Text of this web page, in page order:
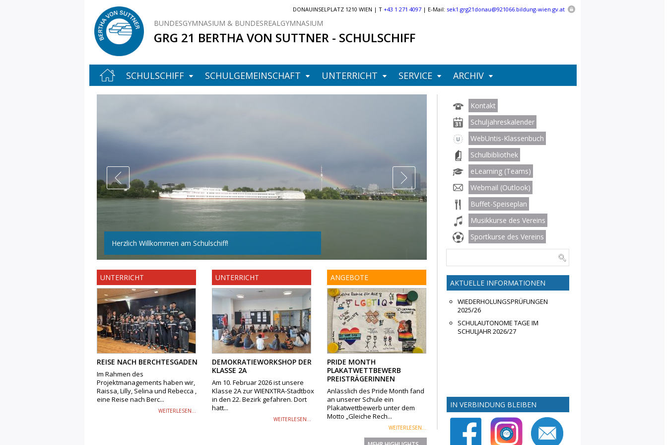
DONAUINSELPLATZ 1210 WIEN | T +43 1 271 4097| E-Mail: sek1.grg21donau@921066.bildung-wien.gv.at
BUNDESGYMNASIUM & BUNDESREALGYMNASIUM
GRG 21 BERTHA VON SUTTNER - SCHULSCHIFF
SCHULSCHIFF SCHULGEMEINSCHAFT UNTERRICHT SERVICE ARCHIV
Herzlich Willkommen am Schulschiff!
UNTERRICHT
REISE NACH BERCHTESGADEN
Im Rahmen des
Projektmanagements haben wir,
Raissa, Lilly, Selina und Rebecca ,
eine Reise nach Berc...
WEITERLESEN...
UNTERRICHT
DEMOKRATIEWORKSHOP DER
KLASSE 2A
Am 10. Februar 2026 ist unsere
Klasse 2A zur WIENXTRA-Stadtbox
in den 22. Bezirk gefahren. Dort
hatt...
WEITERLESEN...
ANGEBOTE
PRIDE MONTH
PLAKATWETTBEWERB
PREISTRÄGERINNEN
Anlässlich des Pride Month fand
an unserer Schule ein
Plakatwettbewerb unter dem
Motto „Gleiche Rech...
WEITERLESEN...
Kontakt
Schuljahreskalender
WebUntis-Klassenbuch
Schulbibliothek
eLearning (Teams)
Webmail (Outlook)
Buffet-Speiseplan
Musikkurse des Vereins
Sportkurse des Vereins
AKTUELLE INFORMATIONEN
WIEDERHOLUNGSPRÜFUNGEN
2025/26
SCHULAUTONOME TAGE IM
SCHULJAHR 2026/27
IN VERBINDUNG BLEIBEN